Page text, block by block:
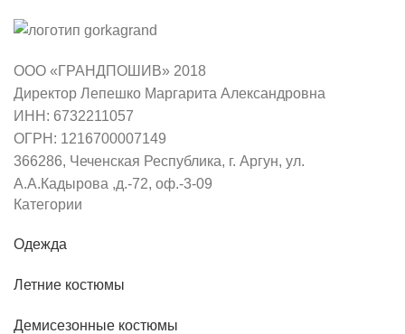
ООО «ГРАНДПОШИВ» 2018
Директор Лепешко Маргарита Александровна
ИНН: 6732211057
ОГРН: 1216700007149
366286, Чеченская Республика, г. Аргун, ул.
А.А.Кадырова ,д.-72, оф.-3-09
Категории
Одежда
Летние костюмы
Демисезонные костюмы